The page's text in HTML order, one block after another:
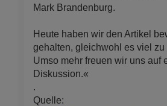
Mark Brandenburg.
Heute haben wir den Artikel
gehalten, gleichwohl es viel zu
Umso mehr freuen wir uns auf
Diskussion.«
.
Quelle: